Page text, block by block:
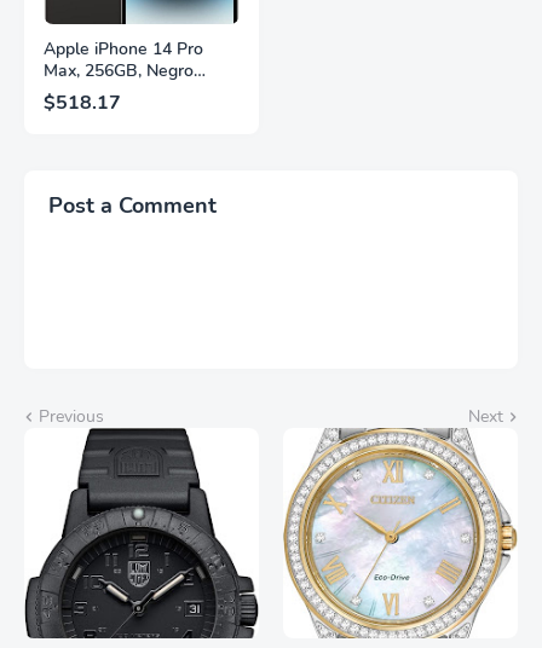
Apple iPhone 14 Pro
Max, 256GB, Negro
Espacial - Desbloqueado
(Renovado)
$518.17
Post a Comment
Previous Next